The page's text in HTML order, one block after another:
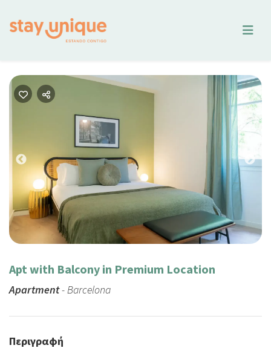
Previous
Apt with Balcony in Premium Location
Apartment- Barcelona
Περιγραφή